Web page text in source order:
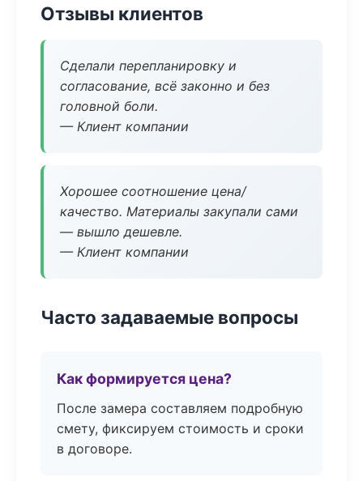
Отзывы клиентов
Сделали перепланировку и
согласование, всё законно и без
головной боли.
— Клиент компании
Хорошее соотношение цена/
качество. Материалы закупали сами
— вышло дешевле.
— Клиент компании
Часто задаваемые вопросы
Как формируется цена?
После замера составляем подробную
смету, фиксируем стоимость и сроки
в договоре.